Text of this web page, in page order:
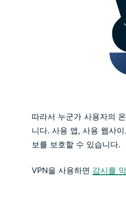
따라서 누군가 사용자의
니다. 사용 앱, 사용 웹사
보를 보호할 수 있습니다.
VPN을 사용하면 감시를